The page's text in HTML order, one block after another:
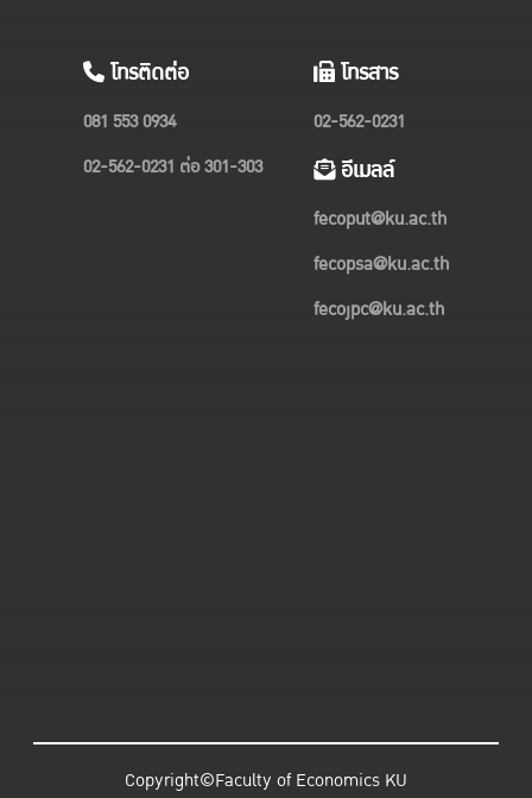
โทรติดต่อ
081 553 0934
02-562-0231 ต่อ 301-303
โทรสาร
02-562-0231
อีเมลล์
fecoput@ku.ac.th
fecopsa@ku.ac.th
fecojpc@ku.ac.th
Copyright©Faculty of Economics KU